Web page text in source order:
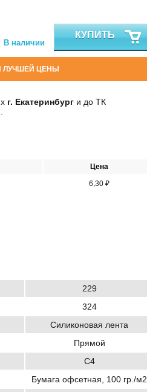
В наличии
КУПИТЬ
ЛУЧШЕЙ ЦЕНЫ
г. Екатеринбург и до ТК
Цена
6,30 ₽
229
324
Силиконовая лента
Прямой
C4
Бумага офсетная, 100 гр./м2